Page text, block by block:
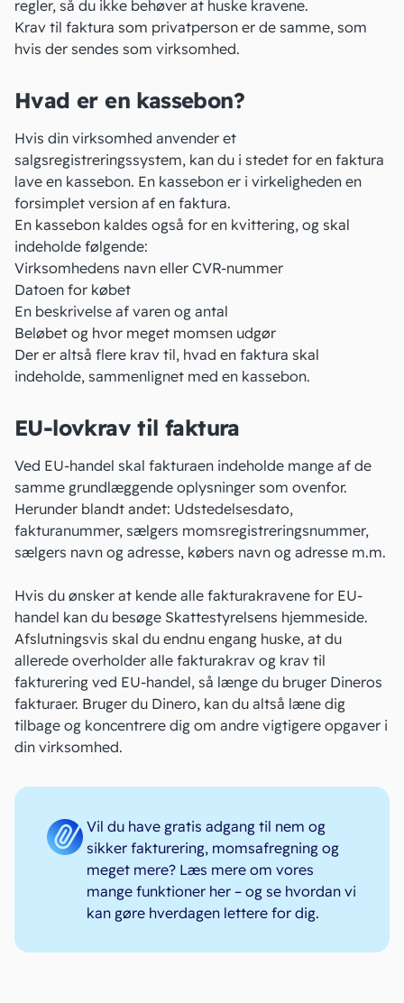
regler, så du ikke behøver at huske kravene.
Krav til faktura som privatperson er de samme, som
hvis der sendes som virksomhed.
Hvad er en kassebon?
Hvis din virksomhed anvender et
salgsregistreringssystem, kan du i stedet for en faktura
lave en kassebon. En kassebon er i virkeligheden en
forsimplet version af en faktura.
En kassebon kaldes også for en kvittering, og skal
indeholde følgende:
Virksomhedens navn eller CVR-nummer
Datoen for købet
En beskrivelse af varen og antal
Beløbet og hvor meget momsen udgør
Der er altså flere krav til, hvad en faktura skal
indeholde, sammenlignet med en kassebon.
EU-lovkrav til faktura
Ved EU-handel skal fakturaen indeholde mange af de
samme grundlæggende oplysninger som ovenfor.
Herunder blandt andet: Udstedelsesdato,
fakturanummer, sælgers momsregistreringsnummer,
sælgers navn og adresse, købers navn og adresse m.m.
Hvis du ønsker at kende alle fakturakravene for EU-
handel kan du besøge Skattestyrelsens hjemmeside.
Afslutningsvis skal du endnu engang huske, at du
allerede overholder alle fakturakrav og krav til
fakturering ved EU-handel, så længe du bruger Dineros
fakturaer. Bruger du Dinero, kan du altså læne dig
tilbage og koncentrere dig om andre vigtigere opgaver i
din virksomhed.
Vil du have gratis adgang til nem og
sikker fakturering, momsafregning og
meget mere? Læs mere om vores
mange funktioner her – og se hvordan vi
kan gøre hverdagen lettere for dig.